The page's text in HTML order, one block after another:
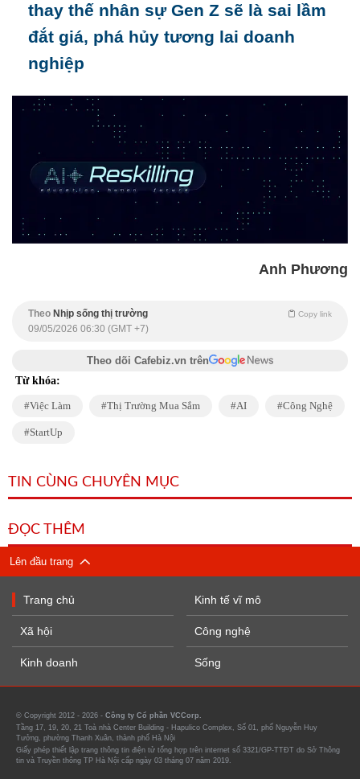
thay thế nhân sự Gen Z sẽ là sai lầm
đắt giá, phá hủy tương lai doanh
nghiệp
Anh Phương
Theo Nhịp sống thị trường Copy link
09/05/2026 06:30 (GMT +7)
Theo dõi Cafebiz.vn trên
Từ khóa:
Việc Làm Thị Trường Mua Sắm AI Công Nghệ
StartUp
TIN CÙNG CHUYÊN MỤC
ĐỌC THÊM
Lên đầu trang
Trang chủ
Xã hội
Kinh doanh
Kinh tế vĩ mô
Công nghệ
Sống
© Copyright 2012 - 2026 - Công ty Cổ phần VCCorp.
Tầng 17, 19, 20, 21 Toà nhà Center Building - Hapulico Complex, Số 01, phố Nguyễn Huy
Tưởng, phường Thanh Xuân, thành phố Hà Nội
Giấy phép thiết lập trang thông tin điện tử tổng hợp trên internet số 3321/GP-TTĐT do Sở Thông
tin và Truyền thông TP Hà Nội cấp ngày 03 tháng 07 năm 2019.